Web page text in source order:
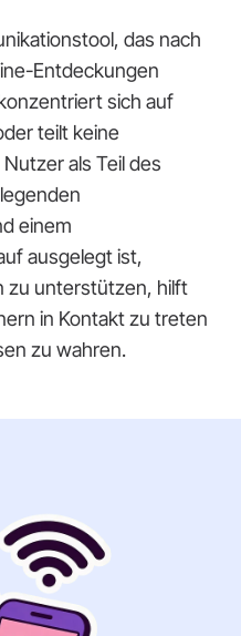
das nach
Entdeckungen
sich auf
teilt keine
als Teil des
einem
ausgelegt ist,
zu unterstützen, hilft
in Kontakt zu treten
zu wahren.